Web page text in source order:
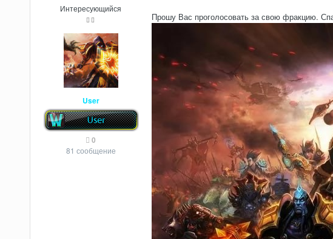
Интересующийся
User
0
81 сообщение
Прошу Вас проголосовать за свою фракцию.